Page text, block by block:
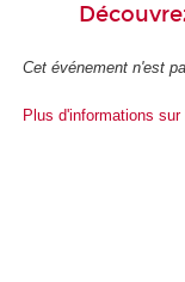
Cet événement n'est
Plus d'informations